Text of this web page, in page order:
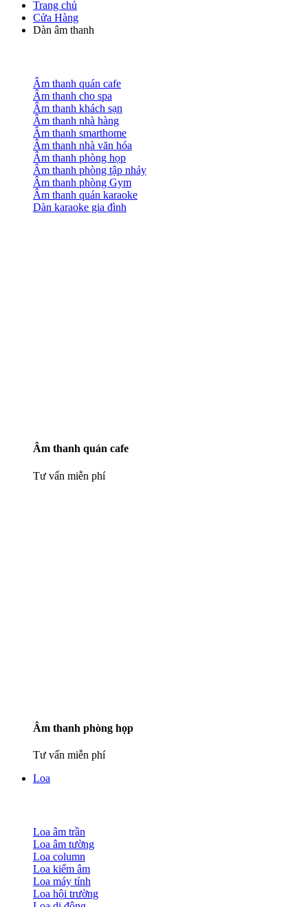
Trang chủ
Cửa Hàng
Dàn âm thanh
Âm thanh quán cafe
Âm thanh cho spa
Âm thanh khách sạn
Âm thanh nhà hàng
Âm thanh smarthome
Âm thanh nhà văn hóa
Âm thanh phòng họp
Âm thanh phòng tập nhảy
Âm thanh phòng Gym
Âm thanh quán karaoke
Dàn karaoke gia đình
Âm thanh quán cafe
Tư vấn miễn phí
Âm thanh phòng họp
Tư vấn miễn phí
Loa
Loa âm trần
Loa âm tường
Loa column
Loa kiểm âm
Loa máy tính
Loa hội trường